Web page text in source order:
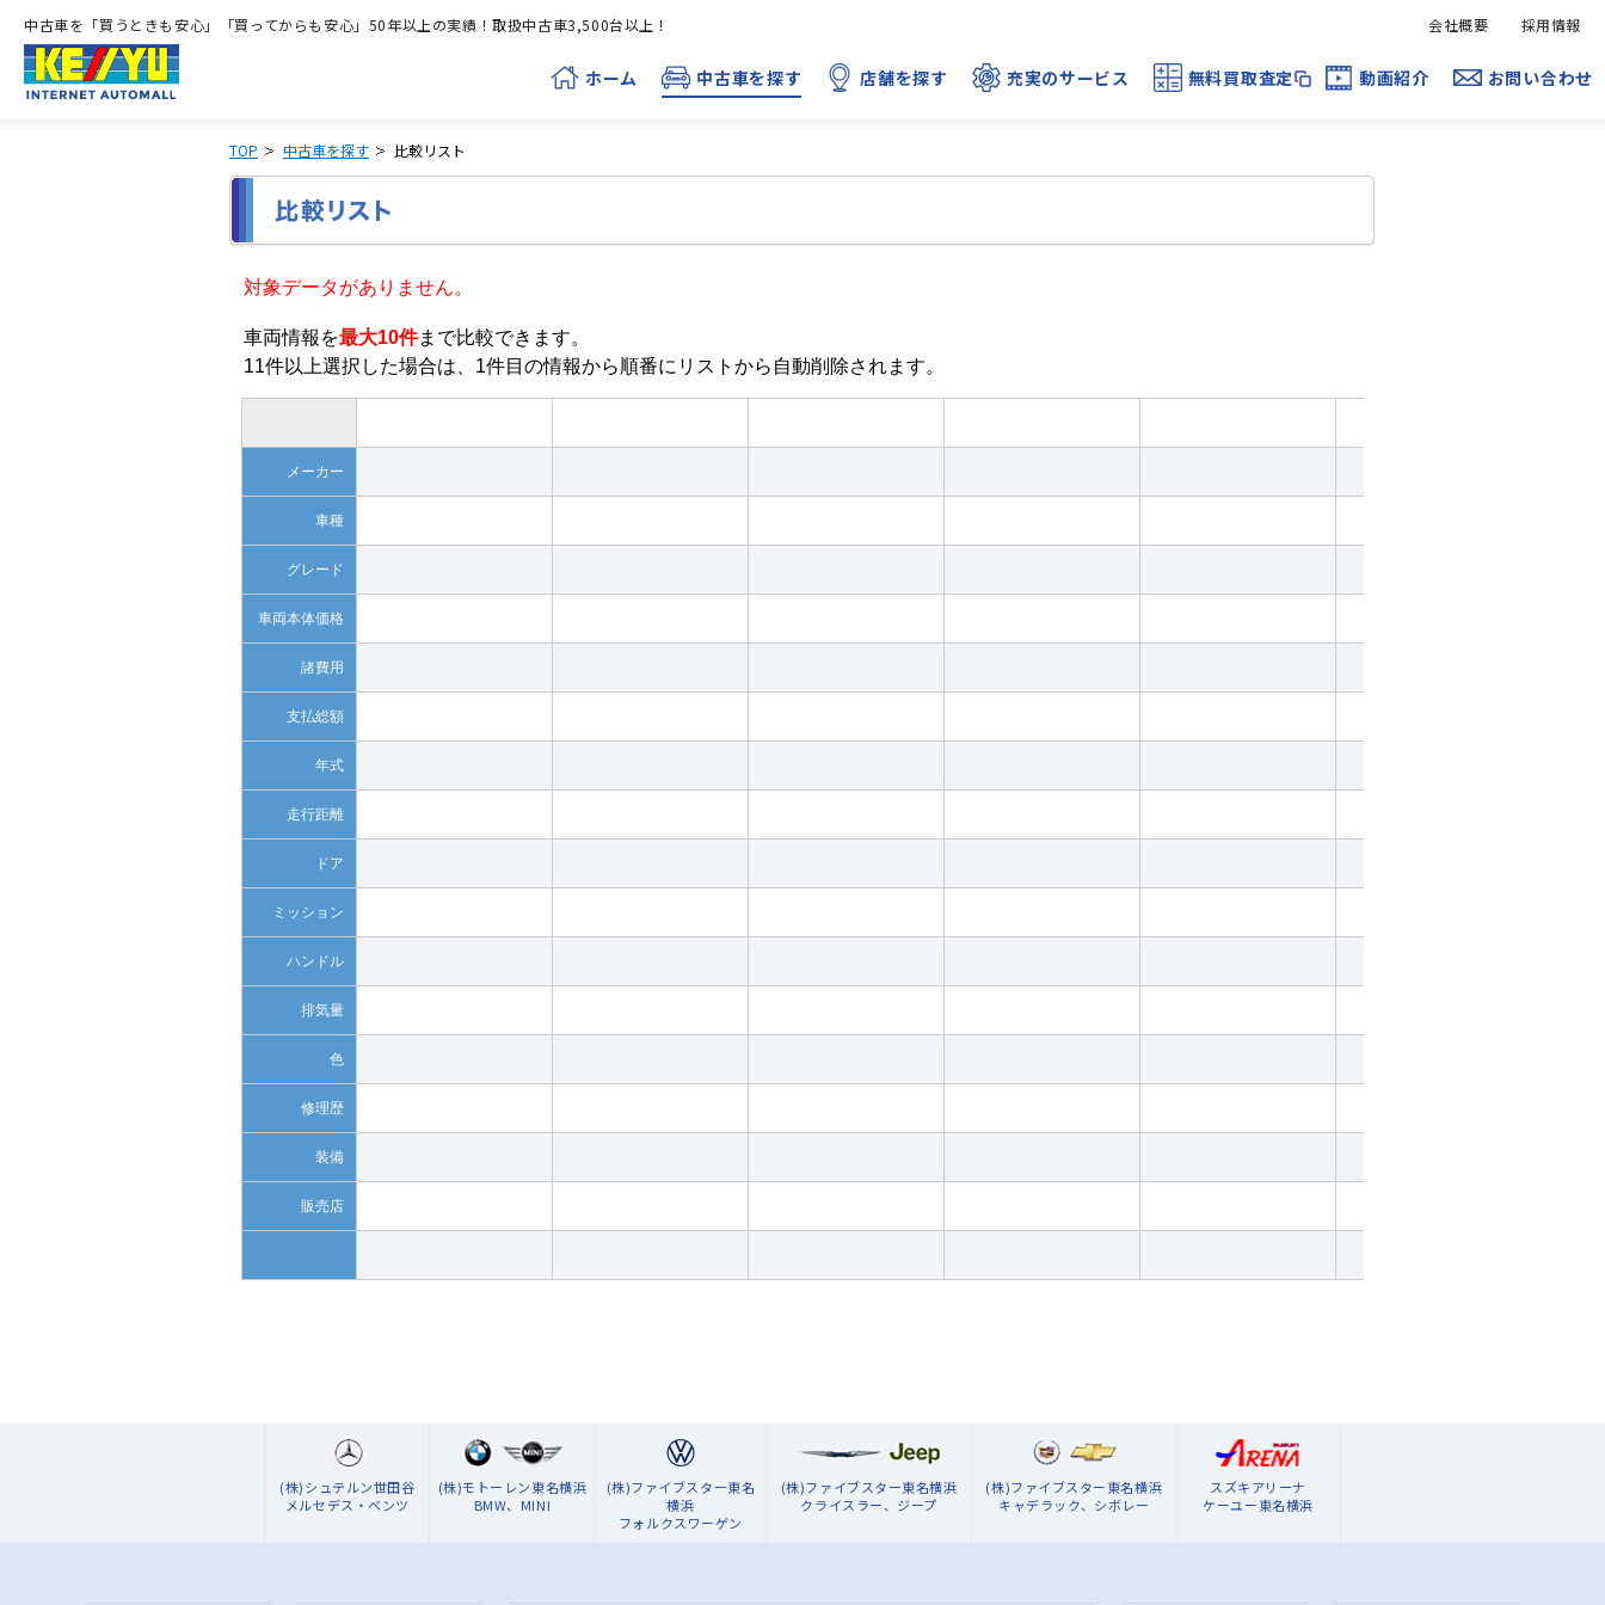
中古車を「買うときも安心」「買ってからも安心」50年以上の実績！取扱中古車3,500台以上！
ホーム 中古車を探す 店舗を探す 充実のサービス 無料買取査定 動画紹介 お問い合わせ
会社概要 採用情報
TOP 中古車を探す 比較リスト
対象データがありません。
車両情報を最大10件まで比較できます。
11件以上選択した場合は、1件目の情報から順番にリストから自動削除されます。
メーカー
車種
グレード
車両本体価格
諸費用
支払総額
年式
走行距離
ドア
ミッション
ハンドル
排気量
色
修理歴
装備
販売店
(株)シュテルン世田谷
メルセデス・ベンツ
(株)モトーレン東名横浜
BMW、MINI
(株)ファイブスター東名
横浜
フォルクスワーゲン
(株)ファイブスター東名横浜
クライスラー、ジープ
(株)ファイブスター東名横浜
キャデラック、シボレー
スズキアリーナ
ケーユー東名横浜